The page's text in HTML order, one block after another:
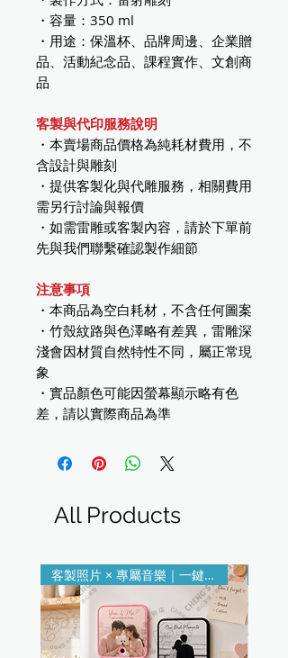
・容量：350 ml
・用途：保溫杯、品牌周邊、企業贈
品、活動紀念品、課程實作、文創商
品
客製與代印服務說明
・本賣場商品價格為純耗材費用，不
含設計與雕刻
・提供客製化與代雕服務，相關費用
需另行討論與報價
・如需雷雕或客製內容，請於下單前
先與我們聯繫確認製作細節
注意事項
・本商品為空白耗材，不含任何圖案
・竹殼紋路與色澤略有差異，雷雕深
淺會因材質自然特性不同，屬正常現
象
・實品顏色可能因螢幕顯示略有色
差，請以實際商品為準
All Products
客製照片 × 專屬音樂｜一鍵播放